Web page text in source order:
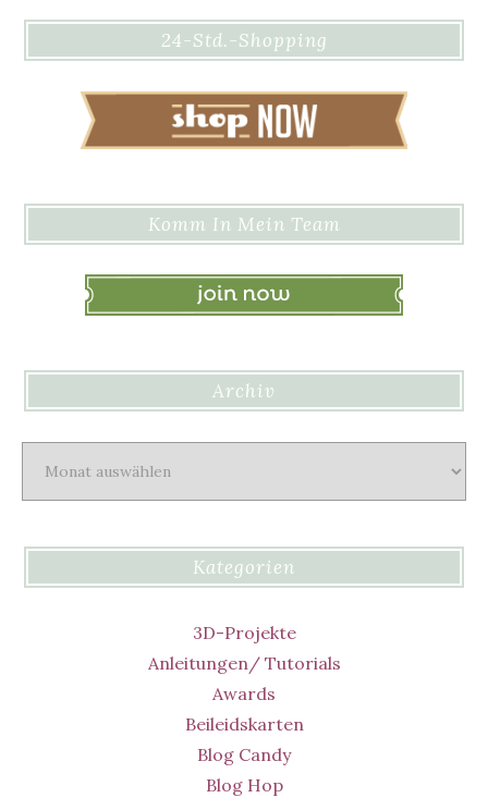
24-Std.-Shopping
Komm In Mein Team
Archiv
Kategorien
3D-Projekte
Anleitungen/ Tutorials
Awards
Beileidskarten
Blog Candy
Blog Hop